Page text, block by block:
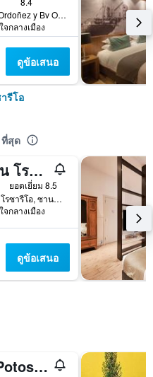
Av Batlle y Ordoñez y Bv Oroño, โรซารีโอ, ซานตาเฟ, อาร์เจนตินา
กลางเมือง
ดูข้อเสนอ
รีโอ
ที่สุด
อเมเรียน โรซาริโอ
ยอดเยี่ยม 8.5
Mitre 1319, โรซารีโอ, ซานตาเฟ, อาร์เจนตินา
กลางเมือง
ดูข้อเสนอ
Torre Potosi Apartments